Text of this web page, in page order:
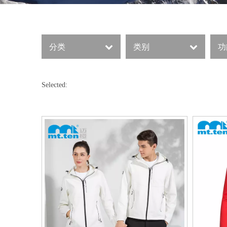
分类 类别
Selected: